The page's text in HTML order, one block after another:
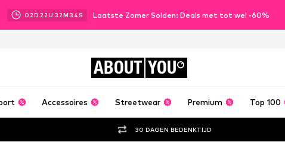
02D 22U 32M 33 S Laatste Zomer Solden: Deals met tot wel -60%
ABOUT YOU
Accessoires Streetwear Premium Top 100
30 DAGEN BEDENKTIJD